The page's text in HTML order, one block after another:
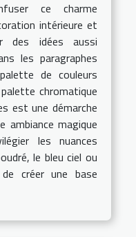
ce charme
intérieure et
des idées aussi
les paragraphes
de couleurs
chromatique
est une démarche
ambiance magique
les nuances
le bleu ciel ou
créer une base